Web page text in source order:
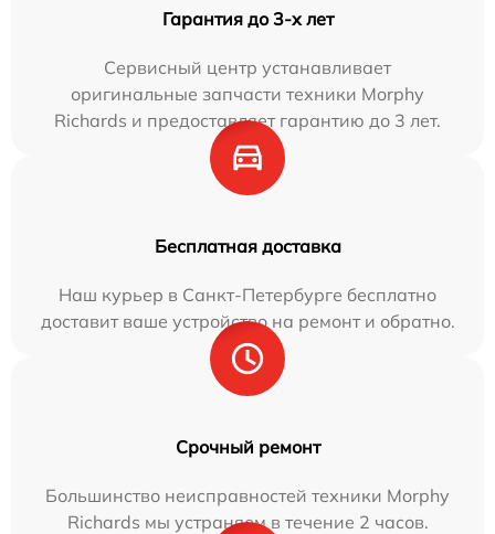
Гарантия до 3-х лет
Сервисный центр устанавливает
оригинальные запчасти техники Morphy
Richards и предоставляет гарантию до 3 лет.
Бесплатная доставка
Наш курьер в Санкт-Петербурге бесплатно
доставит ваше устройство на ремонт и обратно.
Срочный ремонт
Большинство неисправностей техники Morphy
Richards мы устраняем в течение 2 часов.